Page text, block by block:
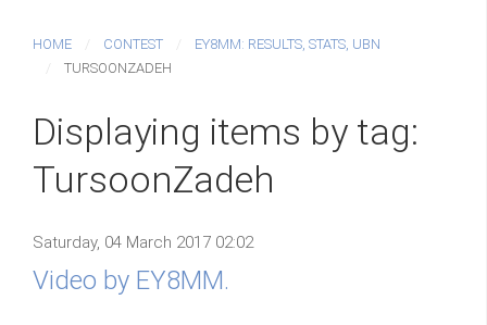
HOME CONTEST
EY8MM: RESULTS, STATS, UBN
TURSOONZADEH
Displaying items by tag:
TursoonZadeh
Saturday, 04 March 2017 02:02
Video by EY8MM.